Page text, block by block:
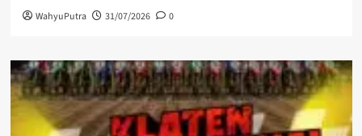
WahyuPutra 31/07/2026 0